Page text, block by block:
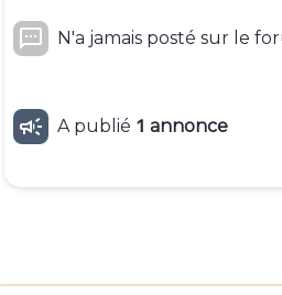
 N'a jamais posté sur le
 A publié 1 annonce